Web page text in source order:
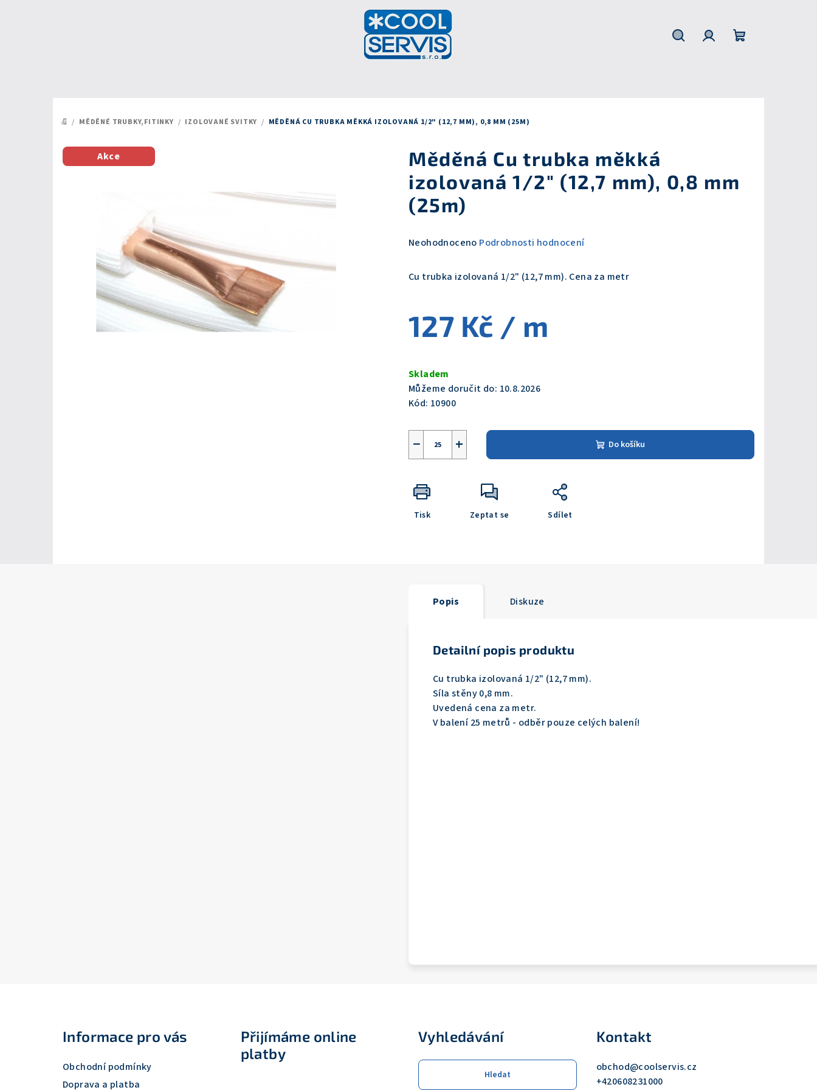
DOMŮ
/ MĚDĚNÉ TRUBKY,FITINKY / IZOLOVANÉ SVITKY / MĚDĚNÁ CU TRUBKA MĚKKÁ IZOLOVANÁ 1/2" (12,7 MM), 0,8 MM (25M)
Měděná Cu trubka měkká
izolovaná 1/2" (12,7 mm), 0,8 mm
(25m)
Průměrné
produktu
z
Neohodnoceno Podrobnosti hodnocení
Cu trubka izolovaná 1/2" (12,7 mm). Cena za metr
127 Kč / m
cena:
Skladem
Můžeme doručit do: 10.8.2026
Kód: 10900
+
− Do košíku
Tisk Zeptat se Sdílet
Akce
Popis Diskuze
Detailní popis produktu
Cu trubka izolovaná 1/2" (12,7 mm).
Síla stěny 0,8 mm.
Uvedená cena za metr.
V balení 25 metrů - odběr pouze celých balení!
Informace pro vás
Obchodní podmínky
Doprava a platba
Přijímáme online
platby
Vyhledávání
Hledat
Kontakt
obchod@coolservis.cz
+420608231000